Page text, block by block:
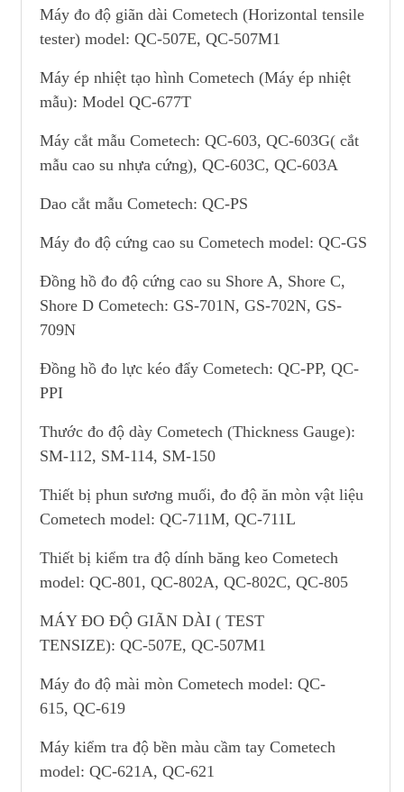
Máy đo độ giãn dài Cometech (Horizontal tensile
tester) model: QC-507E, QC-507M1
Máy ép nhiệt tạo hình Cometech (Máy ép nhiệt
mẫu): Model QC-677T
Máy cắt mẫu Cometech: QC-603, QC-603G( cắt
mẫu cao su nhựa cứng), QC-603C, QC-603A
Dao cắt mẫu Cometech: QC-PS
Máy đo độ cứng cao su Cometech model: QC-GS
Đồng hồ đo độ cứng cao su Shore A, Shore C,
Shore D Cometech: GS-701N, GS-702N, GS-
709N
Đồng hồ đo lực kéo đẩy Cometech: QC-PP, QC-
PPI
Thước đo độ dày Cometech (Thickness Gauge):
SM-112, SM-114, SM-150
Thiết bị phun sương muối, đo độ ăn mòn vật liệu
Cometech model: QC-711M, QC-711L
Thiết bị kiểm tra độ dính băng keo Cometech
model: QC-801, QC-802A, QC-802C, QC-805
MÁY ĐO ĐỘ GIÃN DÀI ( TEST
TENSIZE): QC-507E, QC-507M1
Máy đo độ mài mòn Cometech model: QC-
615, QC-619
Máy kiểm tra độ bền màu cầm tay Cometech
model: QC-621A, QC-621